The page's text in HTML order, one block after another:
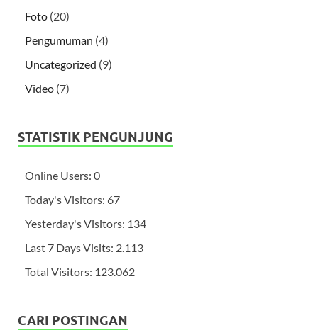
Foto (20)
Pengumuman (4)
Uncategorized (9)
Video (7)
STATISTIK PENGUNJUNG
Online Users: 0
Today's Visitors: 67
Yesterday's Visitors: 134
Last 7 Days Visits: 2.113
Total Visitors: 123.062
CARI POSTINGAN